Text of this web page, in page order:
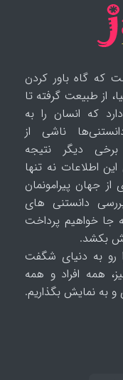
که گاه باور کردن
از طبیعت گرفته تا
که انسان را به
ناشی از
دیگر نتیجه
اطلاعات نه تنها
جهان پیرامونمان
دانستنی های
جا خواهیم پرداخت
بکشد.
رو به دنیای شگفت
همه افراد و همه
به نمایش بگذاریم.